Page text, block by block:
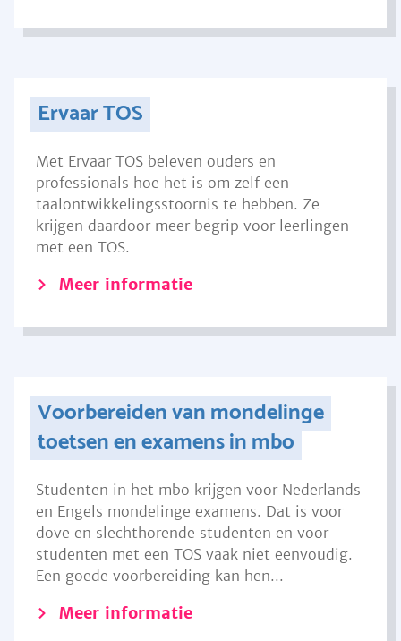
Ervaar TOS
Met Ervaar TOS beleven ouders en
professionals hoe het is om zelf een
taalontwikkelingsstoornis te hebben. Ze
krijgen daardoor meer begrip voor leerlingen
met een TOS.
Meer informatie
Voorbereiden van mondelinge
toetsen en examens in mbo
Studenten in het mbo krijgen voor Nederlands
en Engels mondelinge examens. Dat is voor
dove en slechthorende studenten en voor
studenten met een TOS vaak niet eenvoudig.
Een goede voorbereiding kan hen...
Meer informatie